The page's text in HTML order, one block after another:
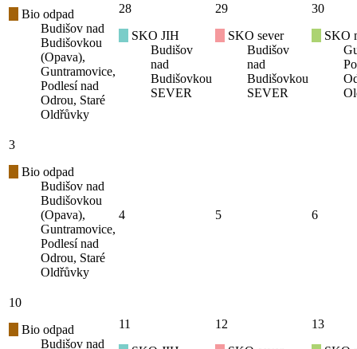
Bio odpad
Budišov nad
Budišovkou
(Opava),
Guntramovice,
Podlesí nad
Odrou, Staré
Oldřůvky
28
SKO JIH
Budišov
nad
Budišovkou
SEVER
29
SKO sever
Budišov
nad
Budišovkou
SEVER
30
SKO
3
Bio odpad
Budišov nad
Budišovkou
(Opava),
Guntramovice,
Podlesí nad
Odrou, Staré
Oldřůvky
4 5 6
10
Bio odpad
Budišov nad
11
12
13